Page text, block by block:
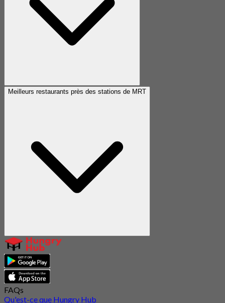
Meilleurs restaurants près des stations de MRT
FAQs
Qu'est-ce que Hungry Hub